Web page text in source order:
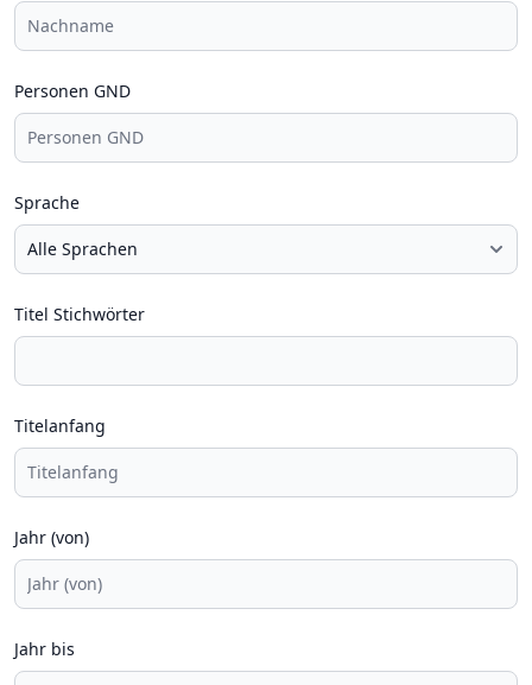
Personen GND
Sprache
Titel Stichwörter
Titelanfang
Jahr (von)
Jahr bis